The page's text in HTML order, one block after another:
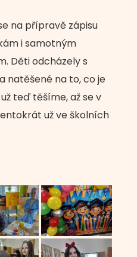
na přípravě zápisu
i samotným
Děti odcházely s
natěšené na to, co je
teď těšíme, až se v
už ve školních